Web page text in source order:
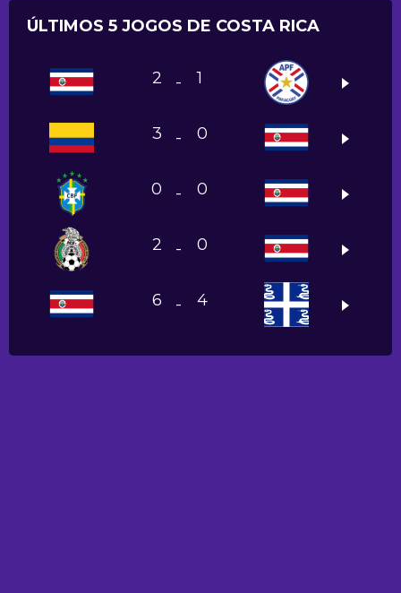
ÚLTIMOS 5 JOGOS DE COSTA RICA
2 - 1
3 - 0
0 - 0
2 - 0
6 - 4